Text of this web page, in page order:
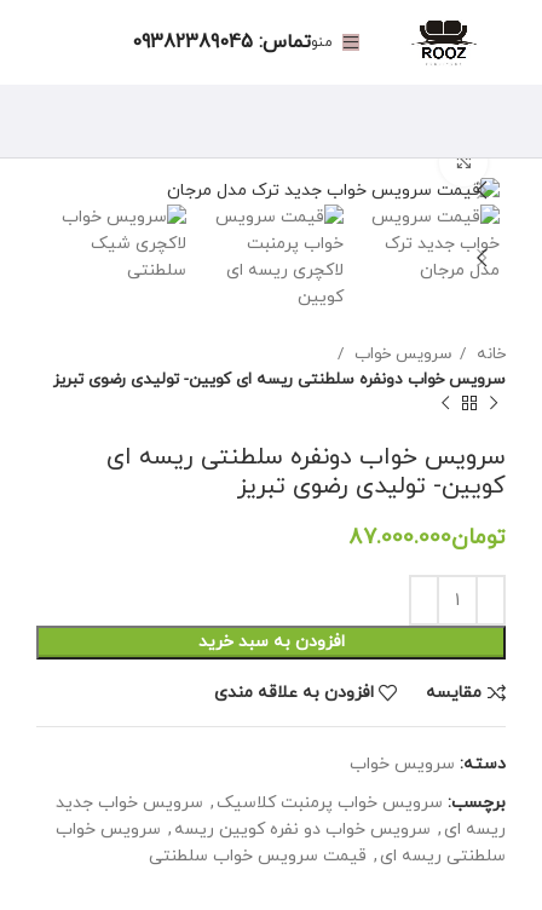
منوتماس: 09382389045
برای بزرگنمایی کلیک کنید
خانه
سرویس خواب
سرویس خواب دونفره سلطنتی ریسه ای کویین- تولیدی رضوی تبریز
سرویس خواب دونفره سلطنتی ریسه ای
کویین- تولیدی رضوی تبریز
تومان
افزودن به سبد خرید
مقايسه افزودن به علاقه مندی
دسته: سرویس خواب
برچسب: سرویس خواب پرمنبت کلاسیک , سرویس خواب جدید
ریسه ای , سرویس خواب دو نفره کویین ریسه , سرویس خواب
سلطنتی ریسه ای , قیمت سرویس خواب سلطنتی